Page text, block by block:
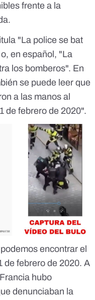
frente a la
"La police se bat
en español, "La
los bomberos". En
se puede leer que
a las manos al
de febrero de 2020".
encontrar el
de febrero de 2020. A
hubo
denunciaban la